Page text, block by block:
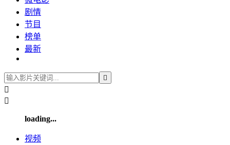
剧情
节目
榜单
最新



loading...
视频